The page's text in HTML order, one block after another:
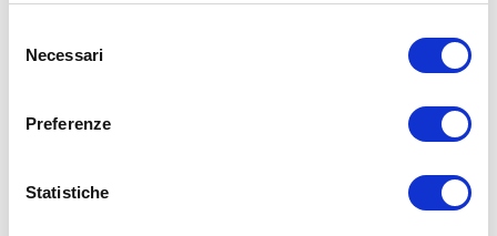
delNecessari
Preferenze
Statistiche